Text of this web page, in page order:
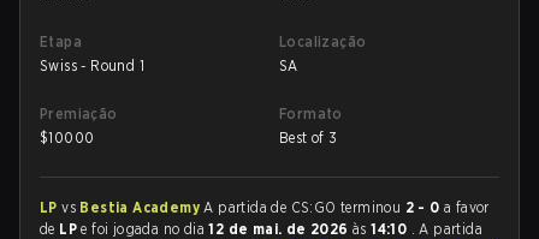
Etapa
Swiss - Round 1
Localização
SA
Premiação
$10000
Formato
Best of 3
LPvs Bestia AcademyA partida de CS:GO terminou 2 - 0 a favor
de LPe foi jogada no dia12 de mai. de 2026às14:10 . A partida